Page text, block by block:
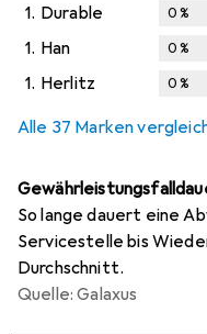
1. Durable 0%
1. Han 0%
1. Herlitz 0%
Alle 37 Marken
So lange dauert eine
Servicestelle bis
Durchschnitt.
Quelle: Galaxus